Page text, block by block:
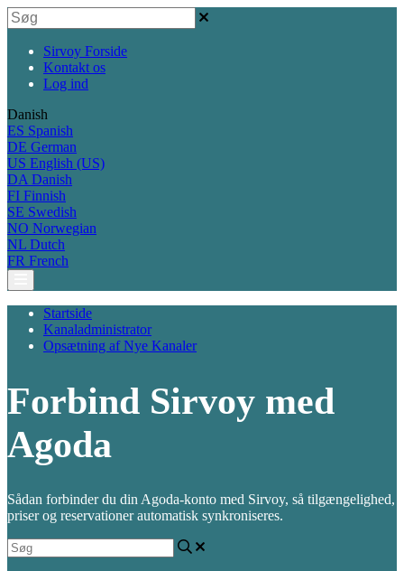
Sirvoy Forside
Kontakt os
Log ind
Danish
ES Spanish
DE German
US English (US)
DA Danish
FI Finnish
SE Swedish
NO Norwegian
NL Dutch
FR French
Startside
Kanaladministrator
Opsætning af Nye Kanaler
Forbind Sirvoy med
Agoda
Sådan forbinder du din Agoda-konto med Sirvoy, så tilgængelighed,
priser og reservationer automatisk synkroniseres.